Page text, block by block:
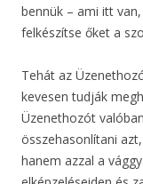
bennük – ami itt
felkészítse őket a
Tehát az
kevesen tudják
Üzenethozót
összehasonlítani
hanem azzal a